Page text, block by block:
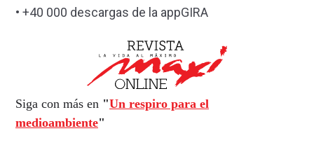
• +40 000 descargas de la appGIRA
Siga con más en "Un respiro para el
medioambiente"